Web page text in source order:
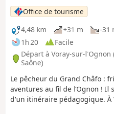
Office de tourisme
4,48 km
+31 m
-31
1h 20
Facile
Départ à Voray-sur-l'Ognon
Saône)
Le pêcheur du Grand Châfo :
aventures au fil de l’Ognon ! Il
d'un itinéraire pédagogique. À